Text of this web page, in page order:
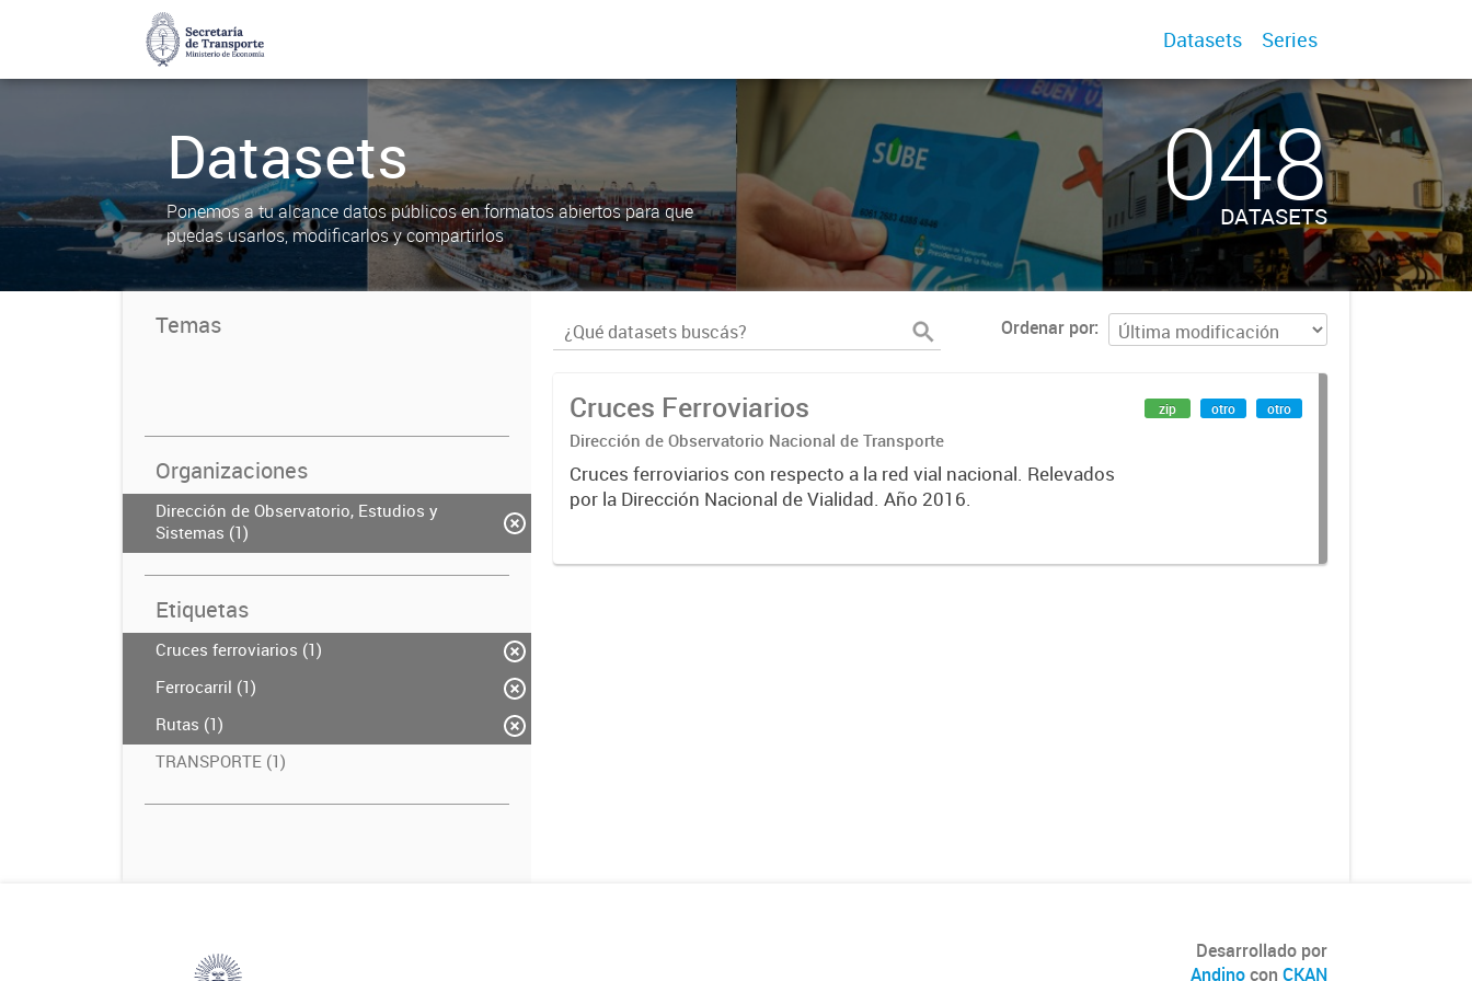
Datasets Series
Datasets
Ponemos a tu alcance datos públicos en formatos abiertos para que
puedas usarlos, modificarlos y compartirlos
048
DATASETS
Temas
Organizaciones
Dirección de Observatorio, Estudios y
Sistemas (1)
Etiquetas
Cruces ferroviarios (1)
Ferrocarril (1)
Rutas (1)
TRANSPORTE (1)
Ordenar por
Cruces Ferroviarios
Dirección de Observatorio Nacional de Transporte
Cruces ferroviarios con respecto a la red vial nacional. Relevados
por la Dirección Nacional de Vialidad. Año 2016.
zip otro otro
Desarrollado por
Andinocon CKAN